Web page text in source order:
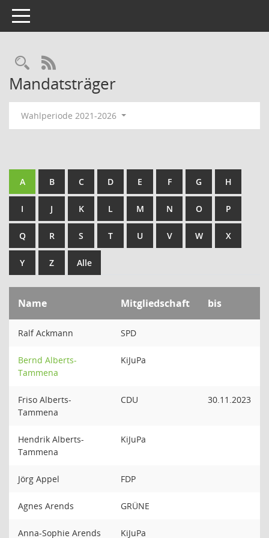
Toggle navigation
Rechercheauswahl
RSS-Feed
Mandatsträger
Wahlperiode 2021-2026
A B C D E F G H
I J K L M N O P
Q R S T U V W X
Y Z Alle
Name Mitgliedschaft bis
Ralf Ackmann SPD
Bernd Alberts-
Tammena
KiJuPa
Friso Alberts-
Tammena
CDU 30.11.2023
Hendrik Alberts-
Tammena
KiJuPa
Jörg Appel FDP
Agnes Arends GRÜNE
Anna-Sophie Arends KiJuPa